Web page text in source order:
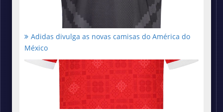
Adidas divulga as novas camisas do América do
México